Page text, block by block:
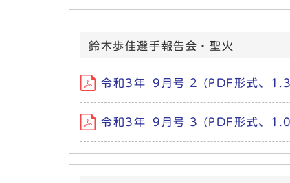
鈴木歩佳選手報告会・聖火
令和3年_9月号 2 (PDF形式、
令和3年_9月号 3 (PDF形式、